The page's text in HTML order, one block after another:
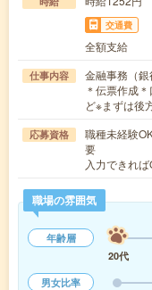
交通費
全額支給
仕事内容
金融事務（銀
＊伝票作成
ど※まずは後
応募資格
職種未経験
要
入力できれ
職場の雰囲気
年齢層
20代
男女比率